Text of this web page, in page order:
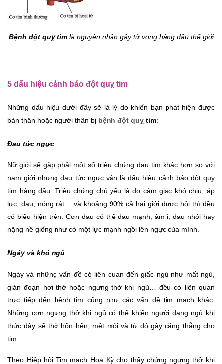
Bệnh đột quỵ tim là nguyên nhân gây tử vong hàng đầu thế giới
5 dấu hiệu cảnh báo đột quỵ tim
Những dấu hiệu dưới đây sẽ là lý do khiến bạn phát hiện được
bản thân hoặc người thân bị bệnh đột quỵ tim:
Đau tức ngực
Nữ giới sẽ gặp phải một số triệu chứng đau tim khác hơn so với
nam giới nhưng đau tức ngực vẫn là dấu hiệu cảnh báo đột quỵ
tim hàng đầu. Triệu chứng chủ yếu là do cảm giác khó chịu, áp
lực, đau, nóng rát… và khoảng 90% cả hai giới được hỏi thì đều
có biểu hiện trên. Cơn đau có thể đau mạnh, âm ỉ, đau nhói hay
nặng nề giống như có một lực mạnh ngồi lên ngực của mình.
Ngáy và khó ngủ
Ngáy và những vấn đề có liên quan đến giấc ngủ như mất ngủ,
gián đoạn hơi thở hoặc ngưng thở khi ngủ… đều có liên quan
trực tiếp đến bệnh tim cũng như các vấn đề tim mạch khác.
Những cơn ngưng thở khi ngủ có thể khiến người đang ngủ khi
thức dậy sẽ thở hổn hển, mệt mỏi và từ đó gây căng thẳng cho
tim.
Theo Hiệp hội Tim mạch Hoa Kỳ cho thấy chứng ngưng thở khi